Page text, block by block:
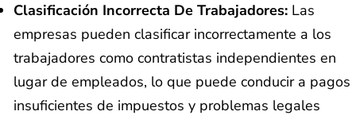
Clasificación Incorrecta De Trabajadores: Las
empresas pueden clasificar incorrectamente a los
trabajadores como contratistas independientes en
lugar de empleados, lo que puede conducir a pagos
insuficientes de impuestos y problemas legales